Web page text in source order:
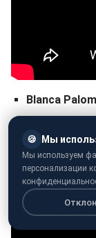
Blanca
🍪 Мы
Мы используем
персонализации